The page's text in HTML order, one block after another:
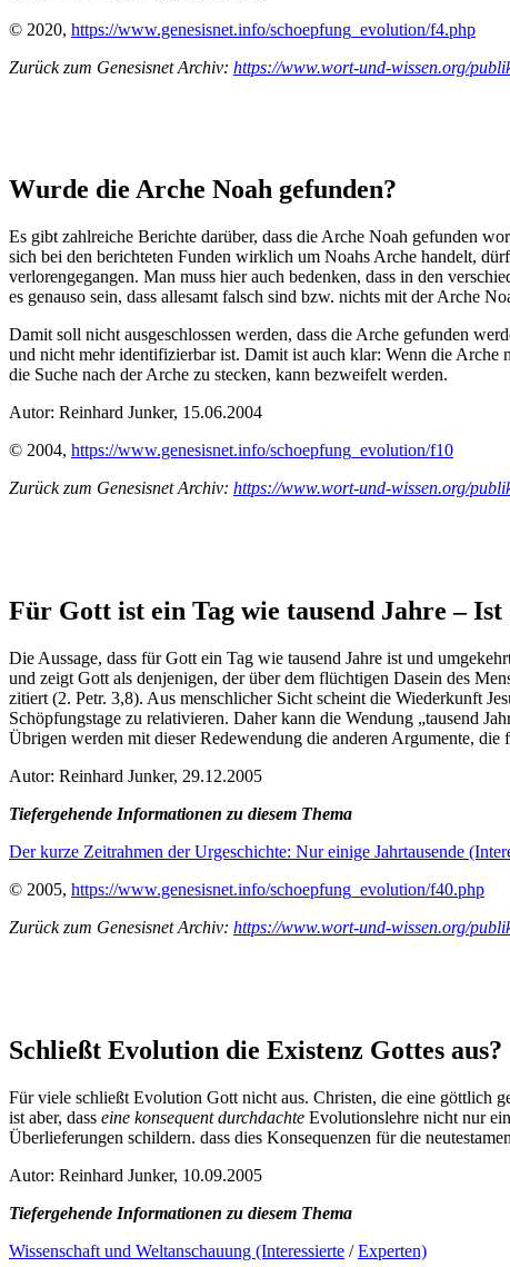
© 2020, https://www.genesisnet.info/schoepfung_evolution/f4.php
Zurück zum Genesisnet Archiv: https://www.wort-und-wissen.org/
Wurde die Arche Noah gefunden?
Es gibt zahlreiche Berichte darüber, dass die Arche Noah gefunden
sich bei den berichteten Funden wirklich um Noahs Arche handelt,
verlorengegangen. Man muss hier auch bedenken, dass in den
es genauso sein, dass allesamt falsch sind bzw. nichts mit der Arche
Damit soll nicht ausgeschlossen werden, dass die Arche gefunden
und nicht mehr identifizierbar ist. Damit ist auch klar: Wenn die
die Suche nach der Arche zu stecken, kann bezweifelt werden.
Autor: Reinhard Junker, 15.06.2004
© 2004, https://www.genesisnet.info/schoepfung_evolution/f10
Zurück zum Genesisnet Archiv: https://www.wort-und-wissen.org/
Für Gott ist ein Tag wie tausend Jahre –
Die Aussage, dass für Gott ein Tag wie tausend Jahre ist und
und zeigt Gott als denjenigen, der über dem flüchtigen Dasein des
zitiert (2. Petr. 3,8). Aus menschlicher Sicht scheint die Wiederkunft
Schöpfungstage zu relativieren. Daher kann die Wendung „tausend
Übrigen werden mit dieser Redewendung die anderen Argumente,
Autor: Reinhard Junker, 29.12.2005
Tiefergehende Informationen zu diesem Thema
Der kurze Zeitrahmen der Urgeschichte: Nur einige Jahrtausende
© 2005, https://www.genesisnet.info/schoepfung_evolution/f40.php
Zurück zum Genesisnet Archiv: https://www.wort-und-wissen.org/
Schließt Evolution die Existenz Gottes aus?
Für viele schließt Evolution Gott nicht aus. Christen, die eine göttlich
ist aber, dass eine konsequent durchdachte Evolutionslehre nicht nur
Überlieferungen schildern. dass dies Konsequenzen für die
Autor: Reinhard Junker, 10.09.2005
Tiefergehende Informationen zu diesem Thema
Wissenschaft und Weltanschauung (Interessierte /Experten)